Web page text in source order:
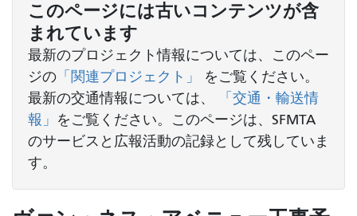
このページには古いコンテンツが含
まれています
最新のプロジェクト情報については、このペー
ジの 「関連プロジェクト」
をご覧ください。
最新の交通情報については、
「交通・輸送情
報」 をご覧ください。このページは、SFMTA
のサービスと広報活動の記録として残していま
す。